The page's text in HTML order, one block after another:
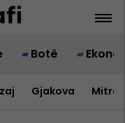
Botë
Gjakova